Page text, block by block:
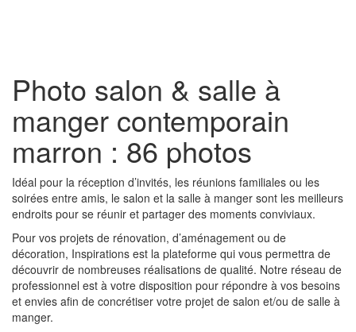
Photo salon & salle à
manger contemporain
marron : 86 photos
Idéal pour la réception d’invités, les réunions familiales ou les
soirées entre amis, le salon et la salle à manger sont les meilleurs
endroits pour se réunir et partager des moments conviviaux.
Pour vos projets de rénovation, d’aménagement ou de
décoration, Inspirations est la plateforme qui vous permettra de
découvrir de nombreuses réalisations de qualité. Notre réseau de
professionnel est à votre disposition pour répondre à vos besoins
et envies afin de concrétiser votre projet de salon et/ou de salle à
manger.